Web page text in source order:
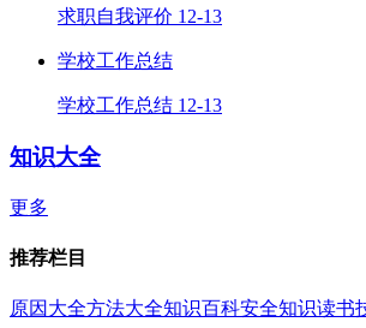
求职自我评价 12-13
学校工作总结
学校工作总结 12-13
知识大全
更多
推荐栏目
原因大全方法大全知识百科安全知识读书